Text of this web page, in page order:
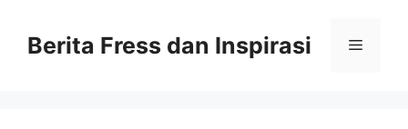
contentBerita Fress dan Inspirasi Menu